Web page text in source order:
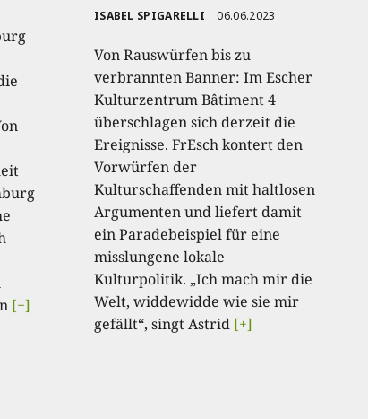
[+]
ISABEL SPIGARELLI 06.06.2023
Von Rauswürfen bis zu
verbrannten Banner: Im Escher
Kulturzentrum Bâtiment 4
überschlagen sich derzeit die
Ereignisse. FrEsch kontert den
Vorwürfen der
Kulturschaffenden mit haltlosen
Argumenten und liefert damit
ein Paradebeispiel für eine
misslungene lokale
Kulturpolitik. „Ich mach mir die
Welt, widdewidde wie sie mir
gefällt“, singt Astrid [+]